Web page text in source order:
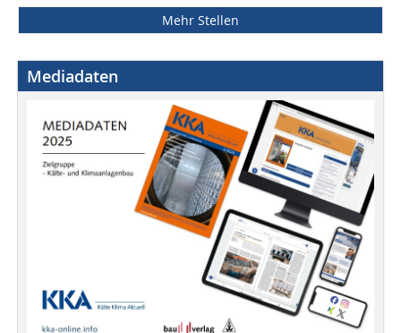
Mehr Stellen
Mediadaten